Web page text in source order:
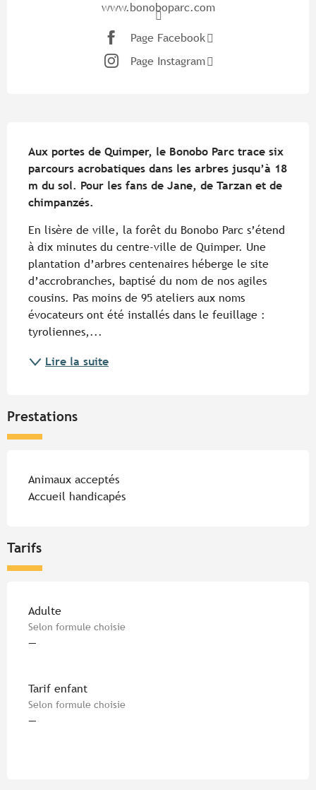
www.bonoboparc.com
Page Facebook
Page Instagram
Aux portes de Quimper, le Bonobo Parc trace six
parcours acrobatiques dans les arbres jusqu’à 18
m du sol. Pour les fans de Jane, de Tarzan et de
chimpanzés.
En lisère de ville, la forêt du Bonobo Parc s’étend
à dix minutes du centre-ville de Quimper. Une
plantation d’arbres centenaires héberge le site
d’accrobranches, baptisé du nom de nos agiles
cousins. Pas moins de 95 ateliers aux noms
évocateurs ont été installés dans le feuillage :
tyroliennes,...
Lire la suite
Prestations
Animaux acceptés
Accueil handicapés
Tarifs
Tarifs 2026
Adulte
Selon formule choisie
—
Tarif enfant
Selon formule choisie
—